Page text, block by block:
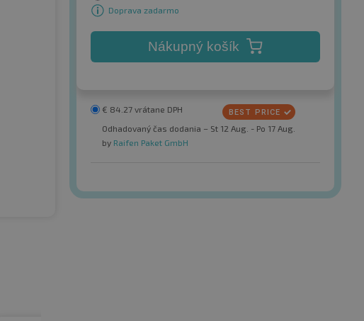
Doprava zadarmo
Nákupný košík
€ 84.27 vrátane DPH
Odhadovaný čas dodania – St 12 Aug. - Po 17 Aug.
by Raifen Paket GmbH